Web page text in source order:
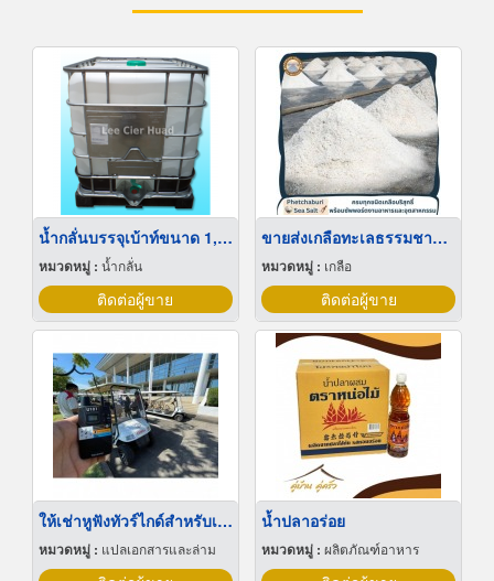
น้ำกลั่นบรรจุเบ้าท์ขนาด 1,000 ลิตร
หมวดหมู่ : น้ำกลั่น
ติดต่อผู้ขาย
ขายส่งเกลือทะเลธรรมชาติ มีเก็บเงินปลายทาง
หมวดหมู่ : เกลือ
ติดต่อผู้ขาย
ให้เช่าหูฟังทัวร์ไกด์สำหรับเยี่ยมชมโรงงาน
หมวดหมู่ : แปลเอกสารและล่าม
น้ำปลาอร่อย
หมวดหมู่ : ผลิตภัณฑ์อาหาร